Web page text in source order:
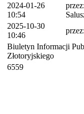
2024-01-26
10:54
przez:
2025-10-30
10:46
przez:
Biuletyn Informacji
Złotoryjskiego
6559